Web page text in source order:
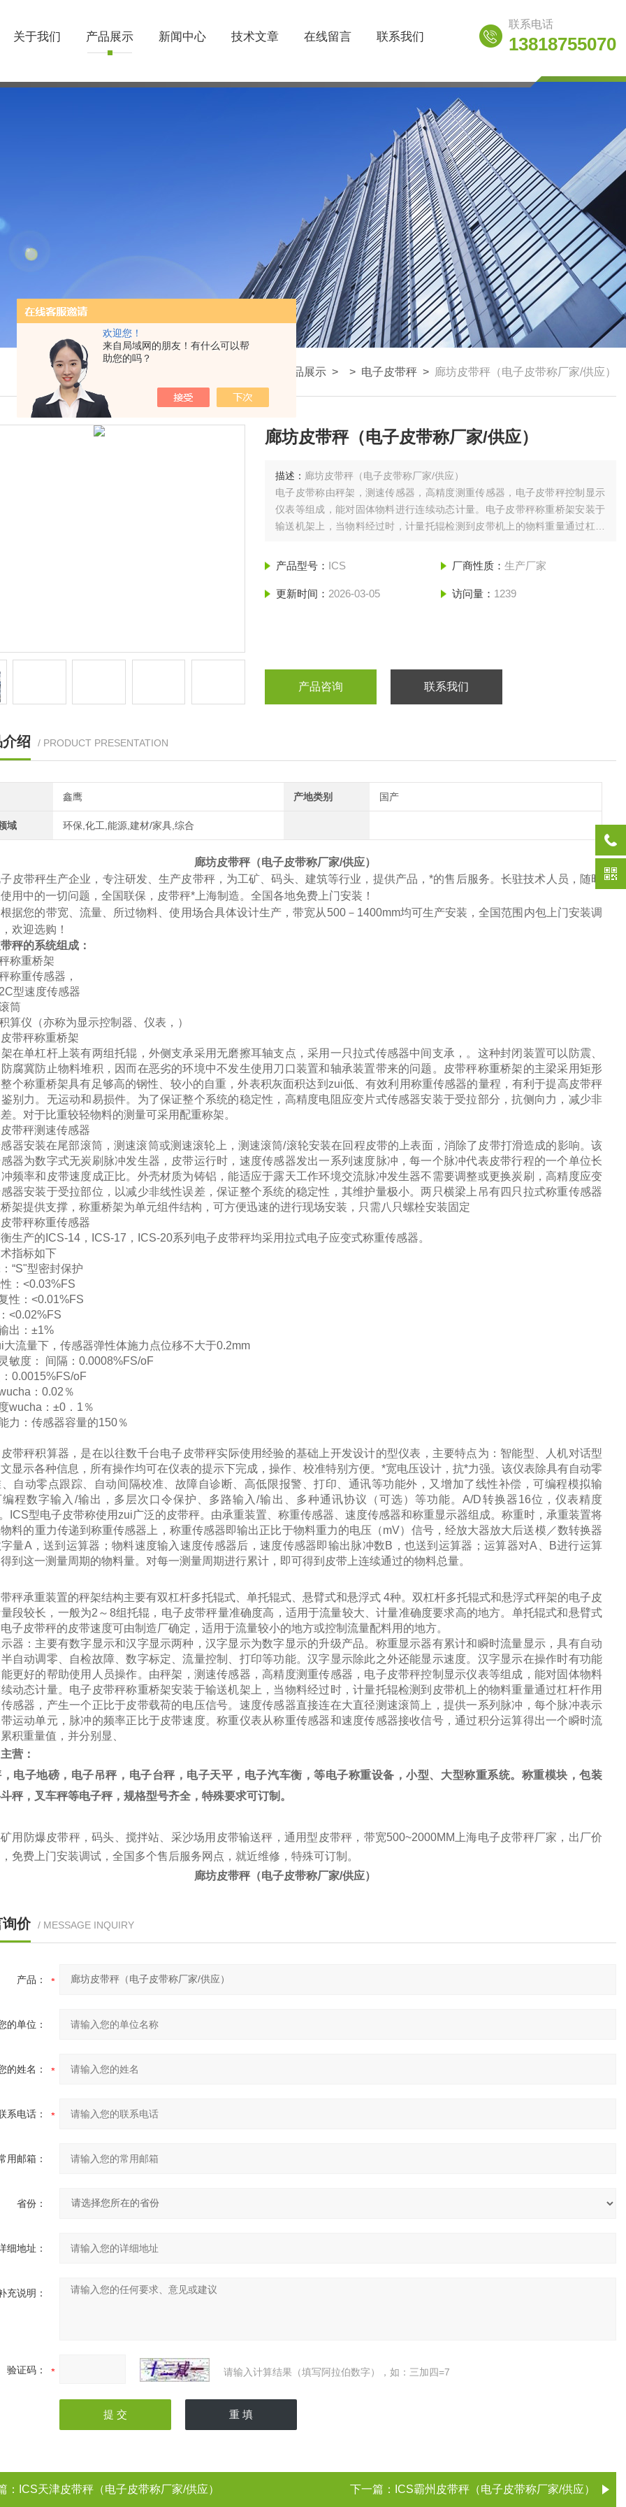
欢迎您！
来自局域网的朋友！有什么可以帮
助您的吗？
关于我们 产品展示 新闻中心 技术文章 在线留言 联系我们
联系电话
13818755070
产品展示 > > 电子皮带秤 > 廊坊皮带秤（电子皮带称厂家/供应）
廊坊皮带秤（电子皮带称厂家/供应）
描述： 廊坊皮带秤（电子皮带称厂家/供应）
电子皮带称由秤架，测速传感器，高精度测重传感器，电子皮带秤控制显示
仪表等组成，能对固体物料进行连续动态计量。电子皮带秤称重桥架安装于
输送机架上，当物料经过时，计量托辊检测到皮带机上的物料重量通过杠杆
连在大直径测速滚筒上。
产品型号： ICS 厂商性质： 生产厂家
更新时间： 2026-03-05 访问量： 1239
产品咨询 联系我们
绍 / PRODUCT PRESENTATION
鑫鹰 产地类别 国产
域 环保,化工,能源,建材/家具,综合
廊坊皮带秤（电子皮带称厂家/供应）
皮带秤生产企业，专注研发、生产皮带秤，为工矿、码头、建筑等行业，提供产品，*的售后服务。长驻技术人员，随时
用中的一切问题，全国联保，皮带秤*上海制造。全国各地免费上门安装！
据您的带宽、流量、所过物料、使用场合具体设计生产，带宽从 500－ 1400mm均可生产安装，全国范围内包上门安装调
欢迎选购！
秤的系统组成：
称重桥架
称重传感器，
型速度传感器
筒
算仪（亦称为显示控制器、仪表，）
皮带秤称重桥架
在单杠杆上装有两组托辊，外侧支承采用无磨擦耳轴支点，采用一只拉式传感器中间支承，。这种封闭装置可以防震、
腐冀防止物料堆积，因而在恶劣的环境中不发生使用刀口装置和轴承装置带来的问题。皮带秤称重桥架的主梁采用矩形
个称重桥架具有足够高的钢性、较小的自重，外表积灰面积达到zui低、有效利用称重传感器的量程，有利于提高皮带秤
别力。无运动和易损件。为了保证整个系统的稳定性，高精度电阻应变片式传感器安装于受拉部分，抗侧向力，减少非
。对于比重较轻物料的测量可采用配重称架。
皮带秤测速传感器
器安装在尾部滚筒，测速滚筒或测速滚轮上，测速滚筒/滚轮安装在回程皮带的上表面，消除了皮带打滑造成的影响。该
器为数字式无炭刷脉冲发生器，皮带运行时，速度传感器发出一系列速度脉冲，每一个脉冲代表皮带行程的一个单位长
频率和皮带速度成正比。外壳材质为铸铝，能适应于露天工作环境交流脉冲发生器不需要调整或更换炭刷，高精度应变
器安装于受拉部位，以减少非线性误差，保证整个系统的稳定性，其维护量极小。两只横梁上吊有四只拉式称重传感器
架提供支撑，称重桥架为单元组件结构，可方便迅速的进行现场安装，只需八只螺栓安装固定
皮带秤称重传感器
生产的 ICS-14 ， ICS-17 ， ICS-20系列电子皮带秤均采用拉式电子应变式称重传感器。
指标如下
“S"型密封保护
： <0.03%FS
性： <0.01%FS
<0.02%FS
出： ±1%
大流量下，传感器弹性体施力点位移不大于0.2mm
敏度：
间隔： 0.0008%FS/oF
0.0015%FS/oF
： 0.02 ％
wucha： ±0 ． 1 ％
力：传感器容量的150％
皮带秤积算器，是在以往数千台电子皮带秤实际使用经验的基础上开发设计的型仪表，主要特点为：智能型、人机对话型
显示各种信息，所有操作均可在仪表的提示下完成，操作、校准特别方便。*宽电压设计，抗*力强。该仪表除具有自动零
自动零点跟踪、自动间隔校准、故障自诊断、高低限报警、打印、通讯等功能外，又增加了线性补偿，可编程模拟输
程数字输入 /输出，多层次口令保护、多路输入/输出、多种通讯协议 （可选） 等功能。A/D转换器16位，仪表精度
ICS型电子皮带称使用zui广泛的皮带秤。由承重装置、称重传感器、速度传感器和称重显示器组成。称重时，承重装置将
料的重力传递到称重传感器上，称重传感器即输出正比于物料重力的电压 （mV） 信号，经放大器放大后送模／数转换器
量A ，送到运算器；物料速度输入速度传感器后，速度传感器即输出脉冲数B ，也送到运算器；运算器对A B进行运算
到这一测量周期的物料量。对每一测量周期进行累计，即可得到皮带上连续通过的物料总量。
秤承重装置的秤架结构主要有双杠杆多托辊式、单托辊式、悬臂式和悬浮式 4种。双杠杆多托辊式和悬浮式秤架的电子皮
段较长，一般为2～8组托辊，电子皮带秤量准确度高，适用于流量较大、计量准确度要求高的地方。单托辊式和悬臂式
子皮带秤的皮带速度可由制造厂确定，适用于流量较小的地方或控制流量配料用的地方。
器：主要有数字显示和汉字显示两种，汉字显示为数字显示的升级产品。称重显示器有累计和瞬时流量显示，具有自动
自动调零、自检故障、数字标定、流量控制、打印等功能。汉字显示除此之外还能显示速度。汉字显示在操作时有功能
更好的帮助使用人员操作。 由秤架，测速传感器，高精度测重传感器，电子皮带秤控制显示仪表等组成，能对固体物料
动态计量。电子皮带秤称重桥架安装于输送机架上，当物料经过时，计量托辊检测到皮带机上的物料重量通过杠杆作用
感器，产生一个正比于皮带载荷的电压信号。速度传感器直接连在大直径测速滚筒上，提供一系列脉冲，每个脉冲表示
运动单元，脉冲的频率正比于皮带速度。称重仪表从称重传感器和速度传感器接收信号，通过积分运算得出一个瞬时流
积重量值，并分别显、
营：
电子地磅，电子吊秤，电子台秤，电子天平，电子汽车衡，等电子称重设备，小型、大型称重系统。称重模块，包装
秤，叉车秤等电子秤，规格型号齐全，特殊要求可订制。
用防爆皮带秤，码头、搅拌站、采沙场用皮带输送秤，通用型皮带秤，带宽500~2000MM上海电子皮带秤厂家，出厂价
免费上门安装调试，全国多个售后服务网点，就近维修，特殊可订制。
廊坊皮带秤（电子皮带称厂家/供应）
价 / MESSAGE INQUIRY
产品：
的单位：
的姓名：
系电话：
用邮箱：
省份：
细地址：
充说明：
验证码： 请输入计算结果（填写阿拉伯数字），如：三加四=7
： ICS天津皮带秤（电子皮带称厂家/供应） 下一篇： ICS霸州皮带秤（电子皮带称厂家/供应）